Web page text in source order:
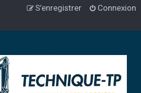
Connexion
S’enregistrer